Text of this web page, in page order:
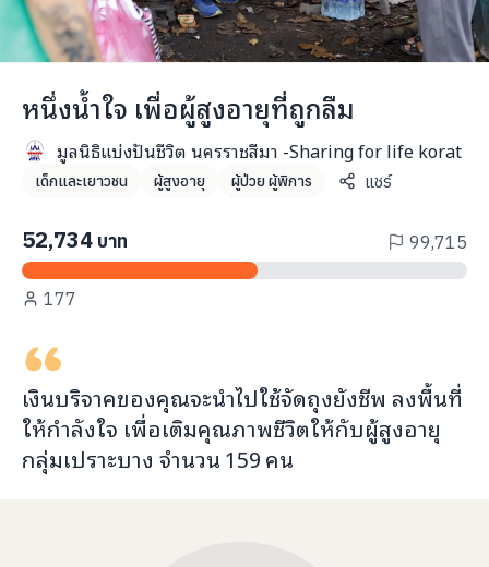
หนึ่งน้ำใจ เพื่อผู้สูงอายุที่ถูกลืม
มูลนิธิแบ่งปันชีวิต นครราชสีมา -Sharing for life korat
เด็กและเยาวชน ผู้สูงอายุ ผู้ป่วย ผู้พิการ แชร์
52,734 บาท 99,715
177
เงินบริจาคของคุณจะนำไปใช้จัดถุงยังชีพ ลงพื้นที่
ให้กำลังใจ เพื่อเติมคุณภาพชีวิตให้กับผู้สูงอายุ
กลุ่มเปราะบาง จำนวน159คน